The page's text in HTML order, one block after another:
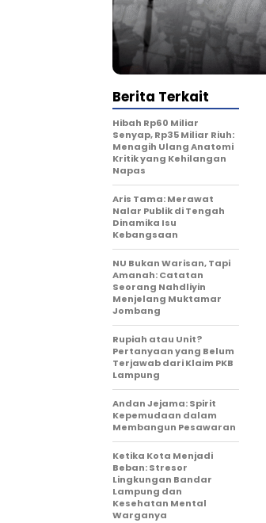
Berita Terkait
Hibah Rp60 Miliar
Senyap, Rp35 Miliar Riuh:
Menagih Ulang Anatomi
Kritik yang Kehilangan
Napas
Aris Tama: Merawat
Nalar Publik di Tengah
Dinamika Isu
Kebangsaan
NU Bukan Warisan, Tapi
Amanah: Catatan
Seorang Nahdliyin
Menjelang Muktamar
Jombang
Rupiah atau Unit?
Pertanyaan yang Belum
Terjawab dari Klaim PKB
Lampung
Andan Jejama: Spirit
Kepemudaan dalam
Membangun Pesawaran
Ketika Kota Menjadi
Beban: Stresor
Lingkungan Bandar
Lampung dan
Kesehatan Mental
Warganya